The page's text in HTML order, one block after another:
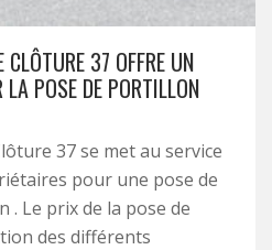
CLÔTURE 37 OFFRE UN
POSE DE PORTILLON
37 se met au service
pour une pose de
. Le prix de la pose de
des différents